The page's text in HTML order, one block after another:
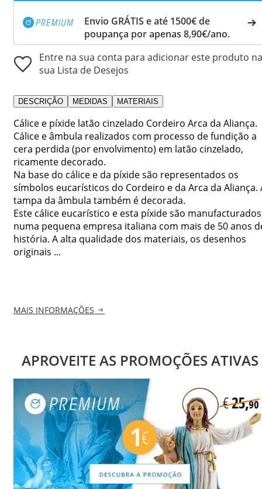
Envio GRÁTIS e até 1500€ de
poupança por apenas 8,90€/ano.
Entre na sua conta para adicionar este produto na
sua Lista de Desejos
DESCRIÇÃO MEDIDAS MATERIAIS
Cálice e píxide latão cinzelado Cordeiro Arca da Aliança.
Cálice e âmbula realizados com processo de fundição a
cera perdida (por envolvimento) em latão cinzelado,
ricamente decorado.
Na base do cálice e da píxide são representados os
símbolos eucarísticos do Cordeiro e da Arca da Aliança.
tampa da âmbula também é decorada.
Este cálice eucarístico e esta píxide são manufacturados
numa pequena empresa italiana com mais de 50 anos
história. A alta qualidade dos materiais, os desenhos
originais ...
MAIS INFORMAÇÕES
APROVEITE AS PROMOÇÕES ATIVAS